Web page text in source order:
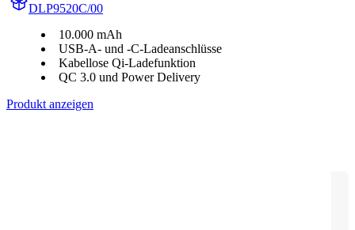
DLP9520C/00
10.000 mAh
USB-A- und -C-Ladeanschlüsse
Kabellose Qi-Ladefunktion
QC 3.0 und Power Delivery
Produkt anzeigen